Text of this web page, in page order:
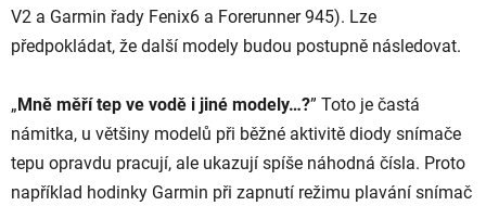
V2 a Garmin řady Fenix6 a Forerunner 945). Lze
předpokládat, že další modely budou postupně následovat.
„ Mně měří tep ve vodě i jiné modely…?” Toto je častá
námitka, u většiny modelů při běžné aktivitě diody snímače
tepu opravdu pracují, ale ukazují spíše náhodná čísla. Proto
například hodinky Garmin při zapnutí režimu plavání snímač